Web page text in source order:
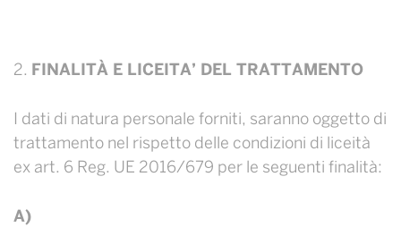
FINALITÀ E LICEITA’ DEL TRATTAMENTO
I dati di natura personale forniti, saranno oggetto di
trattamento nel rispetto delle condizioni di liceità
ex art. 6 Reg. UE 2016/679 per le seguenti finalità:
A)